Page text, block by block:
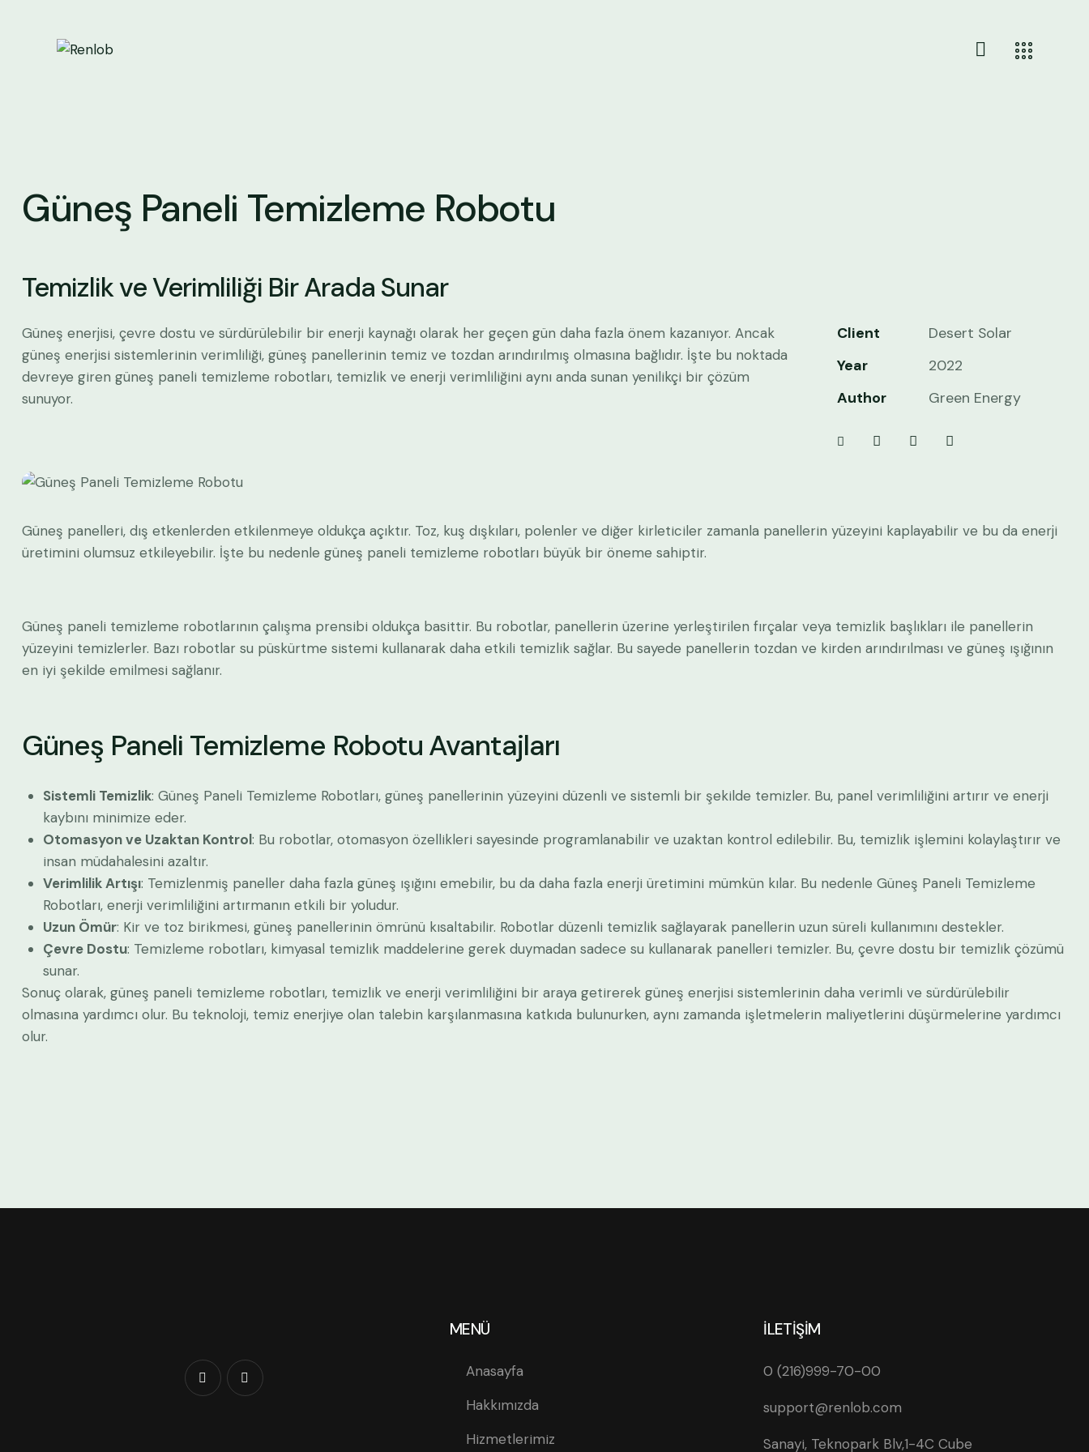
Güneş Paneli Temizleme Robotu
Temizlik ve Verimliliği Bir Arada Sunar
Güneş enerjisi, çevre dostu ve sürdürülebilir bir enerji kaynağı olarak her geçen gün daha fazla önem kazanıyor. Ancak
güneş enerjisi sistemlerinin verimliliği, güneş panellerinin temiz ve tozdan arındırılmış olmasına bağlıdır. İşte bu noktada
devreye giren güneş paneli temizleme robotları, temizlik ve enerji verimliliğini aynı anda sunan yenilikçi bir çözüm
sunuyor.
Client
Desert Solar
Year
2022
Author
Green Energy
Güneş panelleri, dış etkenlerden etkilenmeye oldukça açıktır. Toz, kuş dışkıları, polenler ve diğer kirleticiler zamanla panellerin yüzeyini kaplayabilir ve bu da enerji
üretimini olumsuz etkileyebilir. İşte bu nedenle güneş paneli temizleme robotları büyük bir öneme sahiptir.
Güneş paneli temizleme robotlarının çalışma prensibi oldukça basittir. Bu robotlar, panellerin üzerine yerleştirilen fırçalar veya temizlik başlıkları ile panellerin
yüzeyini temizlerler. Bazı robotlar su püskürtme sistemi kullanarak daha etkili temizlik sağlar. Bu sayede panellerin tozdan ve kirden arındırılması ve güneş ışığının
en iyi şekilde emilmesi sağlanır.
Güneş Paneli Temizleme Robotu Avantajları
Sistemli Temizlik: Güneş Paneli Temizleme Robotları, güneş panellerinin yüzeyini düzenli ve sistemli bir şekilde temizler. Bu, panel verimliliğini artırır ve enerji
kaybını minimize eder.
Otomasyon ve Uzaktan Kontrol: Bu robotlar, otomasyon özellikleri sayesinde programlanabilir ve uzaktan kontrol edilebilir. Bu, temizlik işlemini kolaylaştırır ve
insan müdahalesini azaltır.
Verimlilik Artışı: Temizlenmiş paneller daha fazla güneş ışığını emebilir, bu da daha fazla enerji üretimini mümkün kılar. Bu nedenle Güneş Paneli Temizleme
Robotları, enerji verimliliğini artırmanın etkili bir yoludur.
Uzun Ömür: Kir ve toz birikmesi, güneş panellerinin ömrünü kısaltabilir. Robotlar düzenli temizlik sağlayarak panellerin uzun süreli kullanımını destekler.
Çevre Dostu: Temizleme robotları, kimyasal temizlik maddelerine gerek duymadan sadece su kullanarak panelleri temizler. Bu, çevre dostu bir temizlik çözümü
sunar.
Sonuç olarak, güneş paneli temizleme robotları, temizlik ve enerji verimliliğini bir araya getirerek güneş enerjisi sistemlerinin daha verimli ve sürdürülebilir
olmasına yardımcı olur. Bu teknoloji, temiz enerjiye olan talebin karşılanmasına katkıda bulunurken, aynı zamanda işletmelerin maliyetlerini düşürmelerine yardımcı
olur.
MENÜ
Anasayfa
Hakkımızda
Hizmetlerimiz
İLETİŞİM
0 (216)999-70-00
support@renlob.com
Sanayi, Teknopark Blv,1-4C Cube